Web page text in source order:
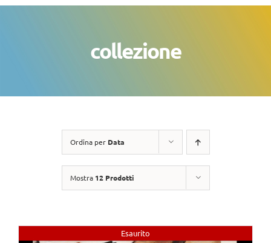
collezione
Ordina per Data
Mostra 12 Prodotti
Esaurito